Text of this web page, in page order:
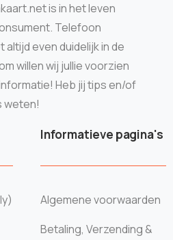
is in het leven
Telefoon
altijd even duidelijk in de
willen wij jullie voorzien
Heb jij tips en/of
weten!
Informatieve pagina's
Algemene voorwaarden
Betaling, Verzending &